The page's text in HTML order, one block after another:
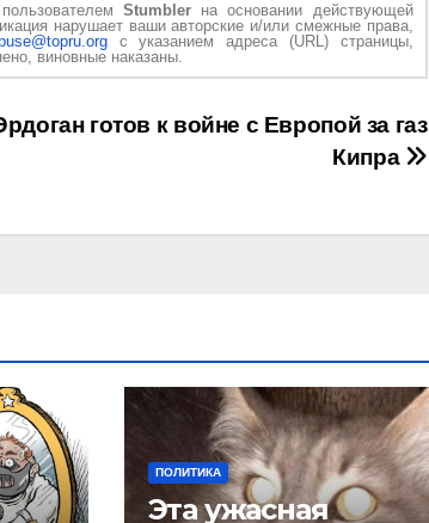
Stumbler на основании действующей
нарушает ваши авторские и/или смежные права,
с указанием адреса (URL) страницы,
виновные наказаны.
готов к войне с Европой за газ
Кипра
ПОЛИТИКА
Эта ужасная